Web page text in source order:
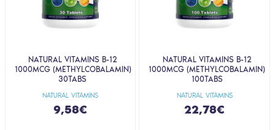
NATURAL VITAMINS
NATURAL VITAMINS B-12
1000MCG (METHYLCOBALAMIN)
30TABS
9,58€
NATURAL VITAMINS
NATURAL VITAMINS B-12
1000MCG (METHYLCOBALAMIN)
100TABS
22,78€